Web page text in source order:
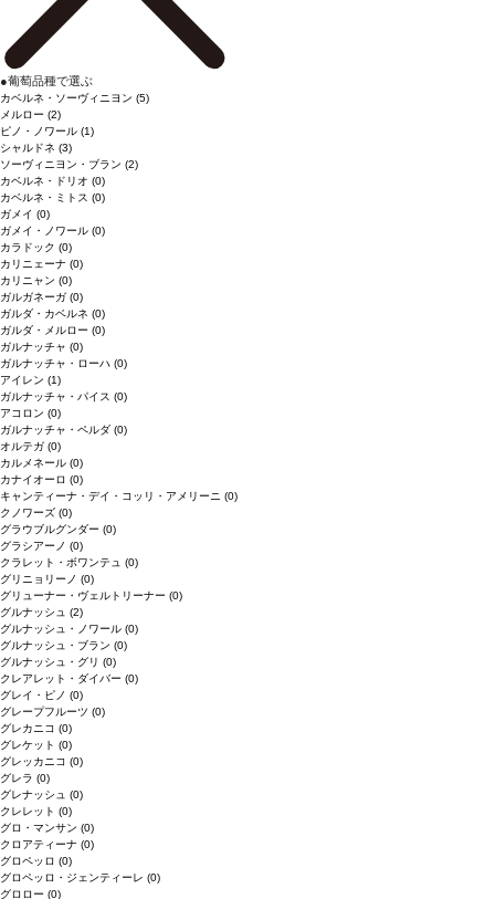
●葡萄品種で選ぶ
カベルネ・ソーヴィニヨン (5)
メルロー (2)
ピノ・ノワール (1)
シャルドネ (3)
ソーヴィニヨン・ブラン (2)
カベルネ・ドリオ (0)
カベルネ・ミトス (0)
ガメイ (0)
ガメイ・ノワール (0)
カラドック (0)
カリニェーナ (0)
カリニャン (0)
ガルガネーガ (0)
ガルダ・カベルネ (0)
ガルダ・メルロー (0)
ガルナッチャ (0)
ガルナッチャ・ローハ (0)
アイレン (1)
ガルナッチャ・パイス (0)
アコロン (0)
ガルナッチャ・ペルダ (0)
オルテガ (0)
カルメネール (0)
カナイオーロ (0)
キャンティーナ・デイ・コッリ・アメリーニ (0)
クノワーズ (0)
グラウブルグンダー (0)
グラシアーノ (0)
クラレット・ボワンテュ (0)
グリニョリーノ (0)
グリューナー・ヴェルトリーナー (0)
グルナッシュ (2)
グルナッシュ・ノワール (0)
グルナッシュ・ブラン (0)
グルナッシュ・グリ (0)
クレアレット・ダイバー (0)
グレイ・ピノ (0)
グレープフルーツ (0)
グレカニコ (0)
グレケット (0)
グレッカニコ (0)
グレラ (0)
グレナッシュ (0)
クレレット (0)
グロ・マンサン (0)
クロアティーナ (0)
グロペッロ (0)
グロペッロ・ジェンティーレ (0)
グロロー (0)